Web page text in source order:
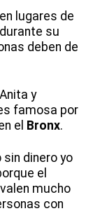
lugares de
su
deben de
y
famosa por
el Bronx.
sin dinero yo
el
mucho
con